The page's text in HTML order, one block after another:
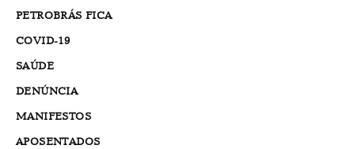
PETROBRÁS FICA
COVID-19
SAÚDE
DENÚNCIA
MANIFESTOS
APOSENTADOS